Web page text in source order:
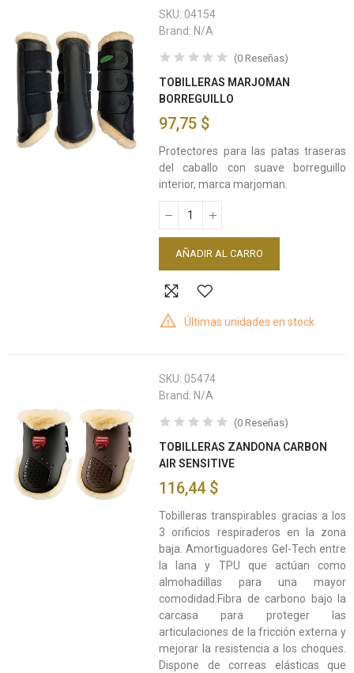
SKU: 04154
Brand: N/A
(0 Reseñas)
TOBILLERAS MARJOMAN
BORREGUILLO
97,75 $
Protectores para las patas traseras
del caballo con suave borreguillo
interior, marca marjoman.
AÑADIR AL CARRO
Últimas unidades en stock
SKU: 05474
Brand: N/A
(0 Reseñas)
TOBILLERAS ZANDONA CARBON
AIR SENSITIVE
116,44 $
Tobilleras transpirables gracias a los
3 orificios respiraderos en la zona
baja. Amortiguadores Gel-Tech entre
la lana y TPU que actúan como
almohadillas para una mayor
comodidad.Fibra de carbono bajo la
carcasa para proteger las
articulaciones de la fricción externa y
mejorar la resistencia a los choques.
Dispone de correas elásticas que